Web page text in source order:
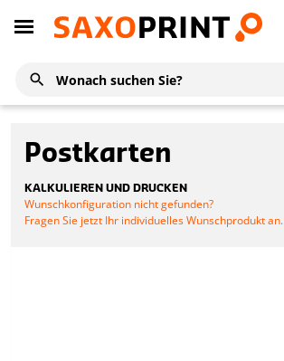
Postkarten
KALKULIEREN UND DRUCKEN
Wunschkonfiguration nicht gefunden?
Fragen Sie jetzt Ihr individuelles Wunschprodukt an.